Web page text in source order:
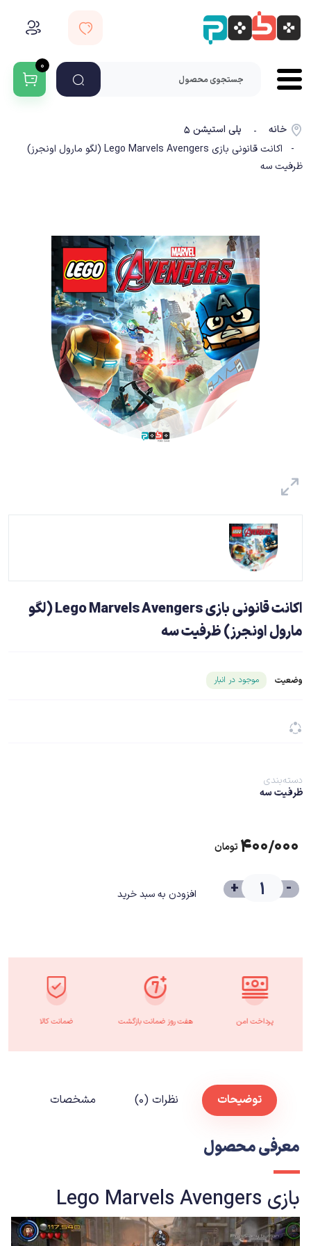
۰
خانه -
پلی استیشن ۵
- اکانت قانونی بازی Lego Marvels Avengers (لگو مارول اونجرز)
ظرفیت سه
اکانت قانونی بازی Lego Marvels Avengers (لگو
مارول اونجرز) ظرفیت سه
وضعیت موجود در انبارشناسه محصول ۱۹۳۴۴
دسته‌بندی
ظرفیت سه
۴۰۰/۰۰۰ تومان
-
+ افزودن به سبد خرید
پرداخت امن هفت روز ضمانت بازگشت ضمانت کالا
توضیحات نظرات (۰) مشخصات
معرفی محصول
بازی Lego Marvels Avengers